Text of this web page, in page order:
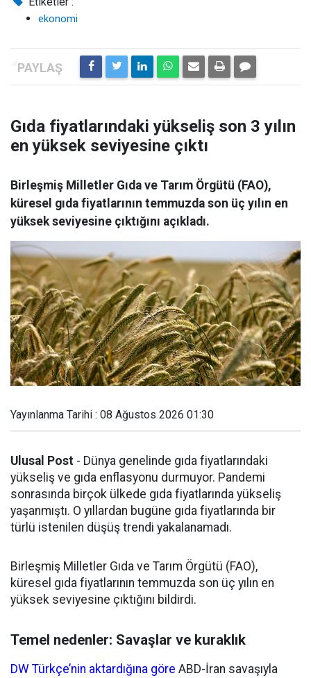
ekonomi
Gıda fiyatlarındaki yükseliş son 3 yılın
en yüksek seviyesine çıktı
Birleşmiş Milletler Gıda ve Tarım Örgütü (FAO),
küresel gıda fiyatlarının temmuzda son üç yılın en
yüksek seviyesine çıktığını açıkladı.
Yayınlanma Tarihi : 08 Ağustos 2026 01:30
Ulusal Post - Dünya genelinde gıda fiyatlarındaki
yükseliş ve gıda enflasyonu durmuyor. Pandemi
sonrasında birçok ülkede gıda fiyatlarında yükseliş
yaşanmıştı. O yıllardan bugüne gıda fiyatlarında bir
türlü istenilen düşüş trendi yakalanamadı.
Birleşmiş Milletler Gıda ve Tarım Örgütü (FAO),
küresel gıda fiyatlarının temmuzda son üç yılın en
yüksek seviyesine çıktığını bildirdi.
Temel nedenler: Savaşlar ve kuraklık
DW Türkçe’nin aktardığına göre ABD-İran savaşıyla